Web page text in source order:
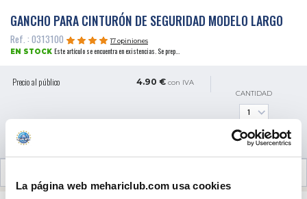
La página web mehariclub.com usa cookies
GANCHO PARA CINTURÓN DE SEGURIDAD MODELO LARGO
Ref. : 0313100
17 opiniones
EN STOCK Este artículo se encuentra en existencias. Se prep...
Precio al público 4.90 € con IVA
CANTIDAD